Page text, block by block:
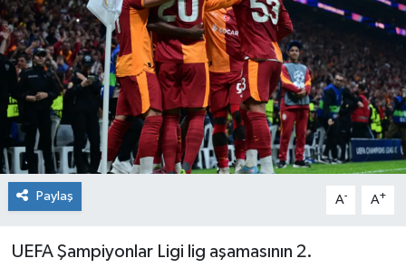
Paylaş A- A+
UEFA Şampiyonlar Ligi lig aşamasının 2.